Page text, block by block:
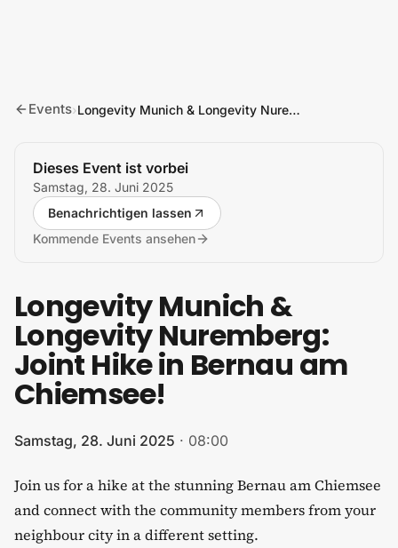
Events› Longevity Munich & Longevity Nuremberg: Joint Hike in Bernau am Chiemsee!
Dieses Event ist vorbei
Samstag, 28. Juni 2025
Benachrichtigen lassen
Kommende Events ansehen
Longevity Munich &
Longevity Nuremberg:
Joint Hike in Bernau am
Chiemsee!
Samstag, 28. Juni 2025 · 08:00
Join us for a hike at the stunning Bernau am Chiemsee
and connect with the community members from your
neighbour city in a different setting.